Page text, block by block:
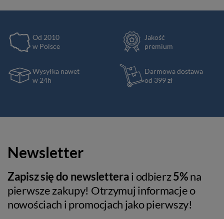
Od 2010
w Polsce
Jakość
premium
Wysyłka nawet
w 24h
Darmowa dostawa
od 399 zł
Newsletter
Zapisz się do newsletterai odbierz5%na
pierwsze zakupy! Otrzymuj informacje o
nowościach i promocjach jako pierwszy!